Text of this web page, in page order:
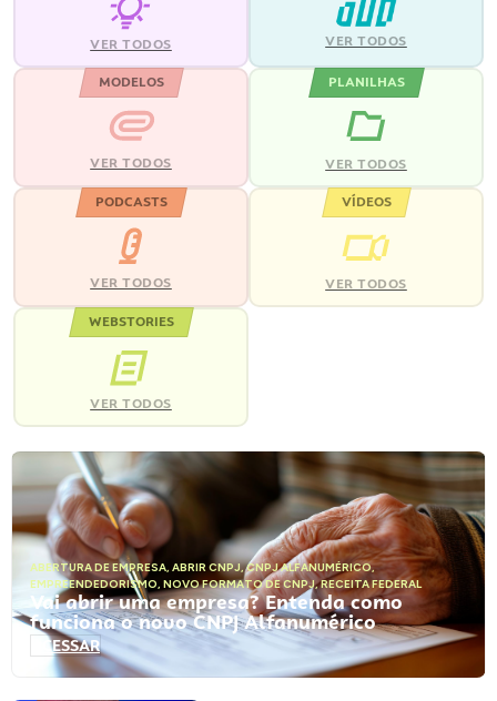
VER TODOS VER TODOS
MODELOS
VER TODOS
PLANILHAS
VER TODOS
PODCASTS
VER TODOS
VÍDEOS
VER TODOS
WEBSTORIES
VER TODOS
ABERTURA DE EMPRESA, ABRIR CNPJ,CNPJ ALFANUMÉRICO,
EMPREENDEDORISMO, NOVO FORMATO DE CNPJ,RECEITA FEDERAL
Vai abrir uma empresa? Entenda como
funciona o novo CNPJ Alfanumérico
ACESSAR